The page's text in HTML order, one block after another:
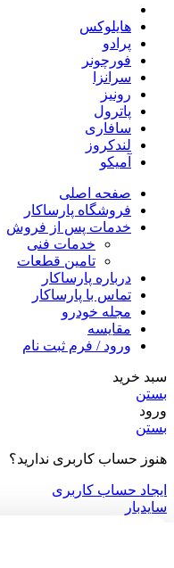
هایلوکس
پرادو
فورچونر
سرانزا
رونیز
پاترول
سافاری
لندکروز
آمیکو
صفحه اصلی
فروشگاه پارساکار
خدمات پس از فروش
خدمات فنی
تامین قطعات
درباره پارساکار
تماس با پارساکار
مجله خودرو
مقایسه
ورود / فرم ثبت نام
سبد خرید
بستن
ورود
بستن
هنوز حساب کاربری ندارید؟
ایجاد حساب کاربری
سایدبار